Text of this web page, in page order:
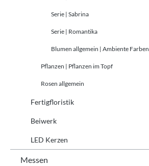
Serie | Sabrina
Serie | Romantika
Blumen allgemein | Ambiente Farben
Pflanzen | Pflanzen im Topf
Rosen allgemein
Fertigfloristik
Beiwerk
LED Kerzen
Messen